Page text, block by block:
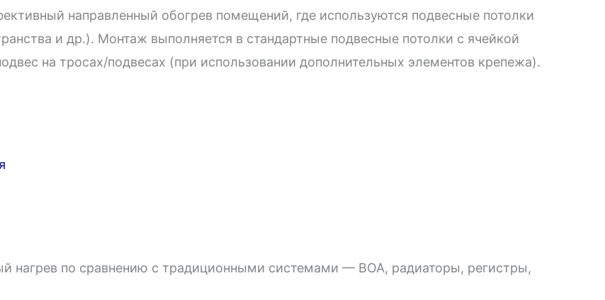
направленный обогрев помещений, где используются подвесные потолки
и др.). Монтаж выполняется в стандартные подвесные потолки с ячейкой
на тросах/подвесах (при использовании дополнительных элементов крепежа).
нагрев по сравнению с традиционными системами — ВОА, радиаторы, регистры,